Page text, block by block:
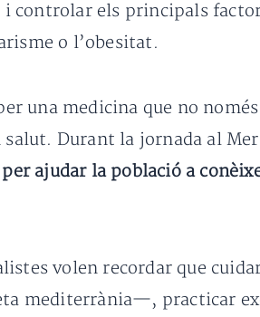
controlar els principals
o l’obesitat.
una medicina que no
Durant la jornada al
ajudar la població a
volen recordar que
mediterrània—, practicar